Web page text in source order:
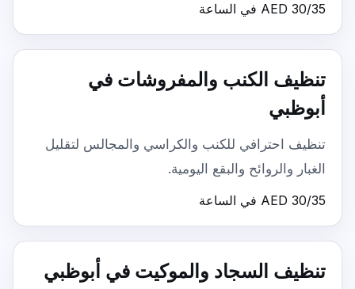
AED 30/35 في الساعة
تنظيف الكنب والمفروشات في
أبوظبي
تنظيف احترافي للكنب والكراسي والمجالس لتقليل
الغبار والروائح والبقع اليومية.
AED 30/35 في الساعة
تنظيف السجاد والموكيت في أبوظبي